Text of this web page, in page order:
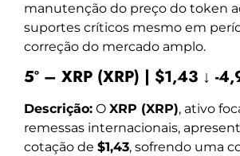
manutenção do preço do token
suportes críticos mesmo em
correção do mercado amplo.
5º – XRP (XRP) | $1,43 ↓ -
Descrição: O XRP (XRP), ativo
remessas internacionais,
cotação de $1,43, sofrendo uma